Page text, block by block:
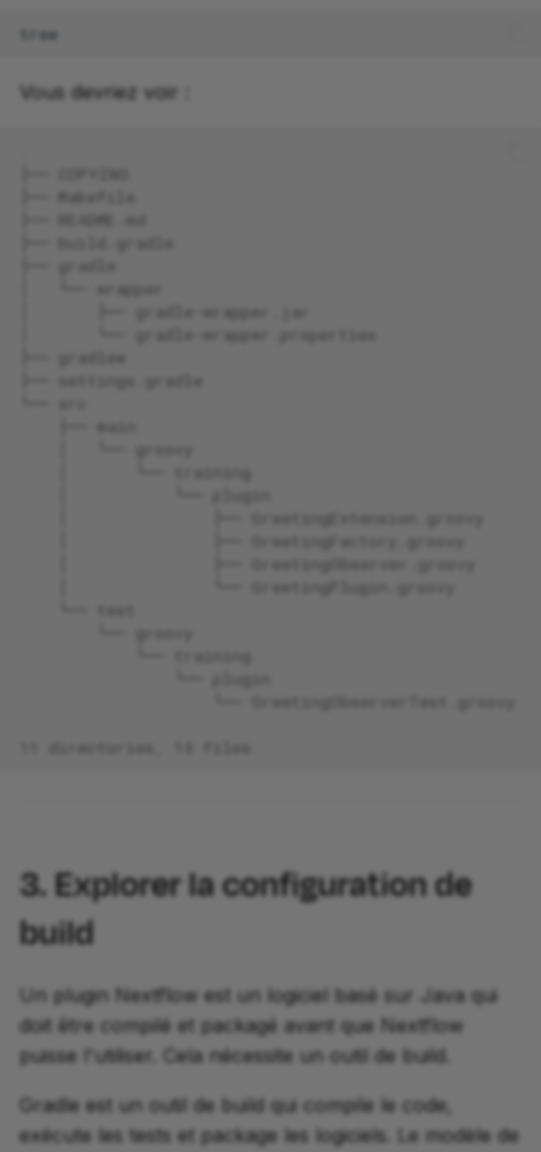
Vous devriez voir :
├── COPYING
├── Makefile
├── README.md
├── build.gradle
├── gradle
│   └── wrapper
│       ├── gradle-wrapper.jar
│       └── gradle-wrapper.properties
├── gradlew
├── settings.gradle
    ├── main
    │               ├── GreetingExtension.groovy
    │               ├── GreetingFactory.groovy
3. Explorer la configuration de
build
Un plugin Nextflow est un logiciel basé sur Java qui
doit être compilé et packagé avant que Nextflow
puisse l'utiliser. Cela nécessite un outil de build.
Gradle est un outil de build qui compile le code,
exécute les tests et package les logiciels. Le modèle de